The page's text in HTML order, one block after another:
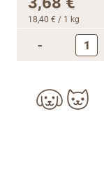
18,40 € / 1 kg
-